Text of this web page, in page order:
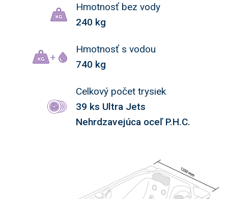
Hmotnosť bez vody
240 kg
Hmotnosť s vodou
740 kg
Celkový počet trysiek
39 ks Ultra Jets
Nehrdzavejúca oceľ P.H.C.